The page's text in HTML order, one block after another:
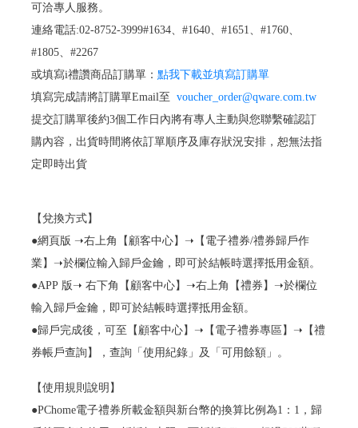
可洽專人服務。
連絡電話:02-8752-3999#1634、#1640、#1651、#1760、
#1805、#2267
或填寫i禮讚商品訂購單： 點我下載並填寫訂購單
填寫完成請將訂購單Email至 voucher_order@qware.com.tw
提交訂購單後約3個工作日內將有專人主動與您聯繫確認訂
購內容，出貨時間將依訂單順序及庫存狀況安排，恕無法指
定即時出貨
【兌換方式】
●網頁版 ➝右上角【顧客中心】➝【電子禮券/禮券歸戶作
業】➝於欄位輸入歸戶金鑰，即可於結帳時選擇抵用金額。
●APP 版➝ 右下角【顧客中心】➝右上角【禮券】➝於欄位
輸入歸戶金鑰，即可於結帳時選擇抵用金額。
●歸戶完成後，可至【顧客中心】➝【電子禮券專區】➝【禮
券帳戶查詢】，查詢「使用紀錄」及「可用餘額」。
【使用規則說明】
●PChome電子禮券所載金額與新台幣的換算比例為1：1，歸